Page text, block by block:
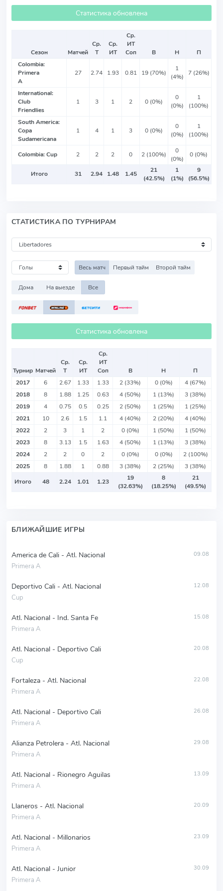
Статистика обновлена
Сезон Матчей
Ср.
Т
Ср.
ИТ
Ср.
ИТ
Соп
В Н
П
Colombia:
Primera
A
27 2.74 1.93 0.81 19 (70%)
1
(4%)
7 (26%)
International:
Club
Friendlies
1 3 1 2 0 (0%)
0
(0%)
1
(100%)
South America:
Copa
Sudamericana
1 4 1 3 0 (0%)
0
(0%)
1
(100%)
Colombia: Cup 2 2 2 0 2 (100%)
0
(0%)
0 (0%)
Итого 31 2.94 1.48 1.45
21
(42.5%)
1
(1%)
9
(56.5%)
СТАТИСТИКА ПО ТУРНИРАМ
Весь матч Первый тайм Второй тайм
Дома На выезде Все
Статистика обновлена
Турнир Матчей
Ср.
Т
Ср.
ИТ
Ср.
ИТ
Соп
В Н
П
2017
6 2.67 1.33 1.33 2 (33%) 0 (0%)
4 (67%)
2018
8 1.88 1.25 0.63 4 (50%) 1 (13%)
3 (38%)
2019
4 0.75 0.5 0.25 2 (50%) 1 (25%)
1 (25%)
2021
10 2.6 1.5 1.1 4 (40%) 2 (20%)
4 (40%)
2022
2 3 1 2 0 (0%) 1 (50%)
1 (50%)
2023
8 3.13 1.5 1.63 4 (50%) 1 (13%)
3 (38%)
2024
2 2 0 2 0 (0%) 0 (0%)
2 (100%)
2025
8 1.88 1 0.88 3 (38%) 2 (25%)
3 (38%)
Итого
48 2.24 1.01 1.23
19
(32.63%)
8
(18.25%)
21
(49.5%)
БЛИЖАЙШИЕ ИГРЫ
America de Cali - Atl. Nacional
Primera A
09.08
Deportivo Cali - Atl. Nacional
Cup
12.08
Atl. Nacional - Ind. Santa Fe
Primera A
15.08
Atl. Nacional - Deportivo Cali
Cup
20.08
Fortaleza - Atl. Nacional
Primera A
22.08
Atl. Nacional - Deportivo Cali
Primera A
26.08
Alianza Petrolera - Atl. Nacional
Primera A
29.08
Atl. Nacional - Rionegro Aguilas
Primera A
13.09
Llaneros - Atl. Nacional
Primera A
20.09
Atl. Nacional - Millonarios
Primera A
23.09
Atl. Nacional - Junior
Primera A
30.09